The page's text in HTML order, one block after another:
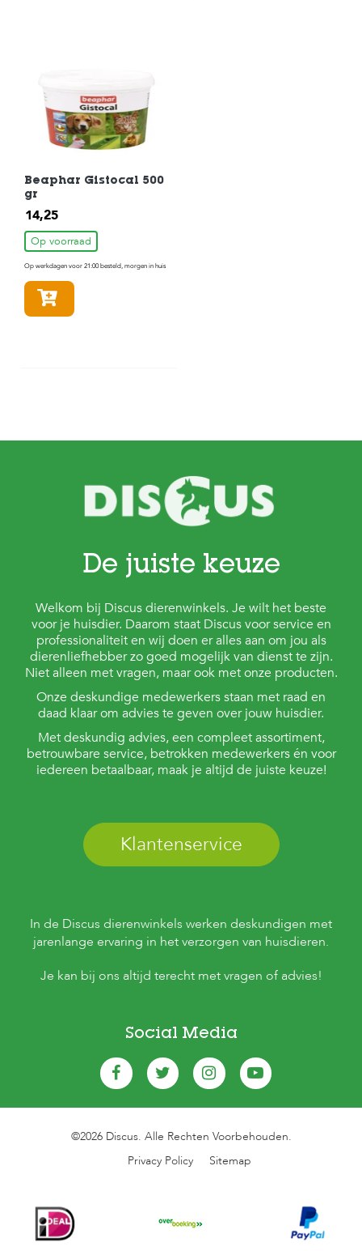
Beaphar Gistocal 500
gr
14,25
Op voorraad
Op werkdagen voor 21:00 besteld, morgen in huis
De juiste keuze
Welkom bij Discus dierenwinkels. Je wilt het beste
voor je huisdier. Daarom staat Discus voor service en
professionaliteit en wij doen er alles aan om jou als
dierenliefhebber zo goed mogelijk van dienst te zijn.
Niet alleen met vragen, maar ook met onze producten.
Onze deskundige medewerkers staan met raad en
daad klaar om advies te geven over jouw huisdier.
Met deskundig advies, een compleet assortiment,
betrouwbare service, betrokken medewerkers én voor
iedereen betaalbaar, maak je altijd de juiste keuze!
Klantenservice
In de Discus dierenwinkels werken deskundigen met
jarenlange ervaring in het verzorgen van huisdieren.
Je kan bij ons altijd terecht met vragen of advies!
Social Media
©2026 Discus. Alle Rechten Voorbehouden.
Privacy Policy
Sitemap